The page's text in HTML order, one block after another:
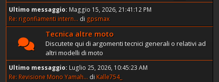
Ultimo messaggio: Maggio 15, 2026, 21:41:12 PM
Re: rigonfiamenti intern... di gpsmax
Tecnica altre moto
Discutete qui di argomenti tecnici generali o relativi ad
altri modelli di moto
Ultimo messaggio: Luglio 25, 2026, 10:45:23 AM
Re: Revisione Mono Yamah... di Kalle754_